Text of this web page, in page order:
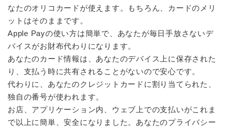
なたのオリコカードが使えます。もちろん、カードのメリ
ットはそのままです。
Apple Payの使い方は簡単で、あなたが毎日手放さないデ
バイスがお財布代わりになります。
あなたのカード情報は、あなたのデバイス上に保存された
り、支払う時に共有されることがないので安心です。
代わりに、あなたのクレジットカードに割り当てられた、
独自の番号が使われます。
お店、アプリケーション内、ウェブ上での支払いがこれま
で以上に簡単、安全になりました。あなたのプライバシー